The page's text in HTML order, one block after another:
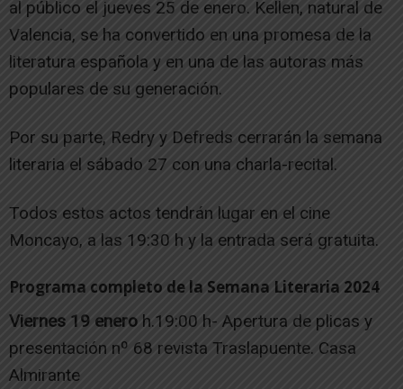
al público el jueves 25 de enero. Kellen, natural de
Valencia, se ha convertido en una promesa de la
literatura española y en una de las autoras más
populares de su generación.
Por su parte, Redry y Defreds cerrarán la semana
literaria el sábado 27 con una charla-recital.
Todos estos actos tendrán lugar en el cine
Moncayo, a las 19:30 h y la entrada será gratuita.
Programa completo de la Semana Literaria 2024
Viernes 19 enero h.19:00 h- Apertura de plicas y
presentación nº 68 revista Traslapuente. Casa
Almirante